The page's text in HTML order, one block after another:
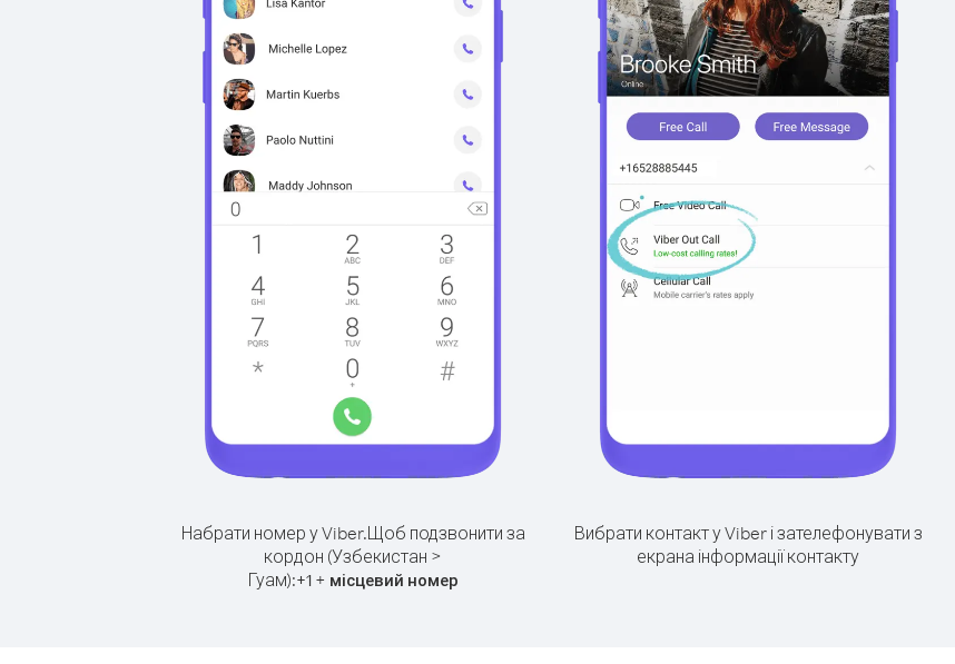
Набрати номер у Viber.Щоб подзвонити за
кордон (Узбекистан >
Гуам):+1+ місцевий номер
Вибрати контакт у Viber і зателефонувати з
екрана інформації контакту